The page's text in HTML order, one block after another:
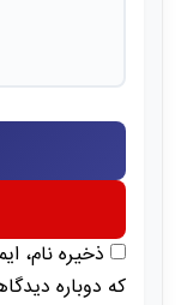
ذخیره نام،
که دوباره